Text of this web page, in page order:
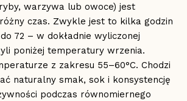
warzywa lub owoce) jest
czas. Zwykle jest to kilka godzin
72 – w dokładnie wyliczonej
poniżej temperatury wrzenia.
z zakresu 55–60°C. Chodzi
naturalny smak, sok i konsystencję
podczas równomiernego